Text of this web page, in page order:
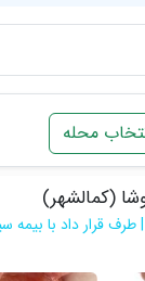
محله
(کمالشهر)
قرار داد با بیمه